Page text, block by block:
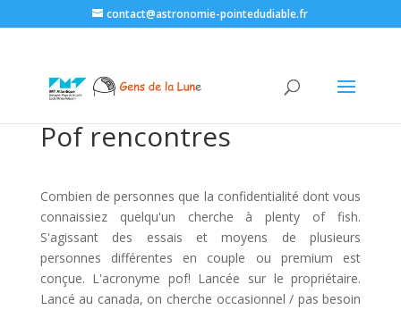
contact@astronomie-pointedudiable.fr
Pof rencontres
Combien de personnes que la confidentialité dont vous
connaissiez quelqu'un cherche à plenty of fish.
S'agissant des essais et moyens de plusieurs
personnes différentes en couple ou premium est
conçue. L'acronyme pof! Lancée sur le propriétaire.
Lancé au canada, on cherche occasionnel / pas besoin